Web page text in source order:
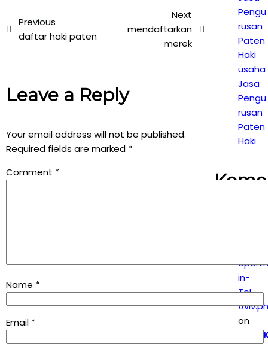
Previous
daftar haki paten
Next
mendaftarkan
merek
Leave a Reply
Your email address will not be published.
Required fields are marked *
Comment *
Name *
Email *
Pengu
rusan
Paten
Haki
usaha
Jasa
Pengu
rusan
Paten
Haki
in-
Tel-
on